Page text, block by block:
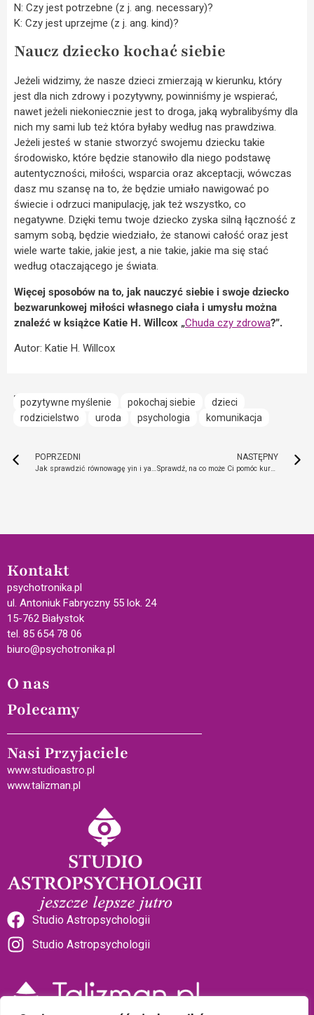
N: Czy jest potrzebne (z j. ang. necessary)?
K: Czy jest uprzejme (z j. ang. kind)?
Naucz dziecko kochać siebie
Jeżeli widzimy, że nasze dzieci zmierzają w kierunku, który
jest dla nich zdrowy i pozytywny, powinniśmy je wspierać,
nawet jeżeli niekoniecznie jest to droga, jaką wybralibyśmy dla
nich my sami lub też która byłaby według nas prawdziwa.
Jeżeli jesteś w stanie stworzyć swojemu dziecku takie
środowisko, które będzie stanowiło dla niego podstawę
autentyczności, miłości, wsparcia oraz akceptacji, wówczas
dasz mu szansę na to, że będzie umiało nawigować po
świecie i odrzuci manipulację, jak też wszystko, co
negatywne. Dzięki temu twoje dziecko zyska silną łączność z
samym sobą, będzie wiedziało, że stanowi całość oraz jest
wiele warte takie, jakie jest, a nie takie, jakie ma się stać
według otaczającego je świata.
Więcej sposobów na to, jak nauczyć siebie i swoje dziecko
bezwarunkowej miłości własnego ciała i umysłu można
znaleźć w książce Katie H. Willcox „Chuda czy zdrowa?”.
Autor: Katie H. Willcox
pozytywne myślenie pokochaj siebie
dzieci
rodzicielstwo
uroda psychologia komunikacja
POPRZEDNI NASTĘPNY
Sprawdź, na co może Ci pomóc kurkuma
Kontakt
psychotronika.pl
ul. Antoniuk Fabryczny 55 lok. 24
15-762 Białystok
tel. 85 654 78 06
biuro@psychotronika.pl
O nas
Polecamy
Nasi Przyjaciele
www.studioastro.pl
www.talizman.pl
Studio Astropsychologii
Studio Astropsychologii